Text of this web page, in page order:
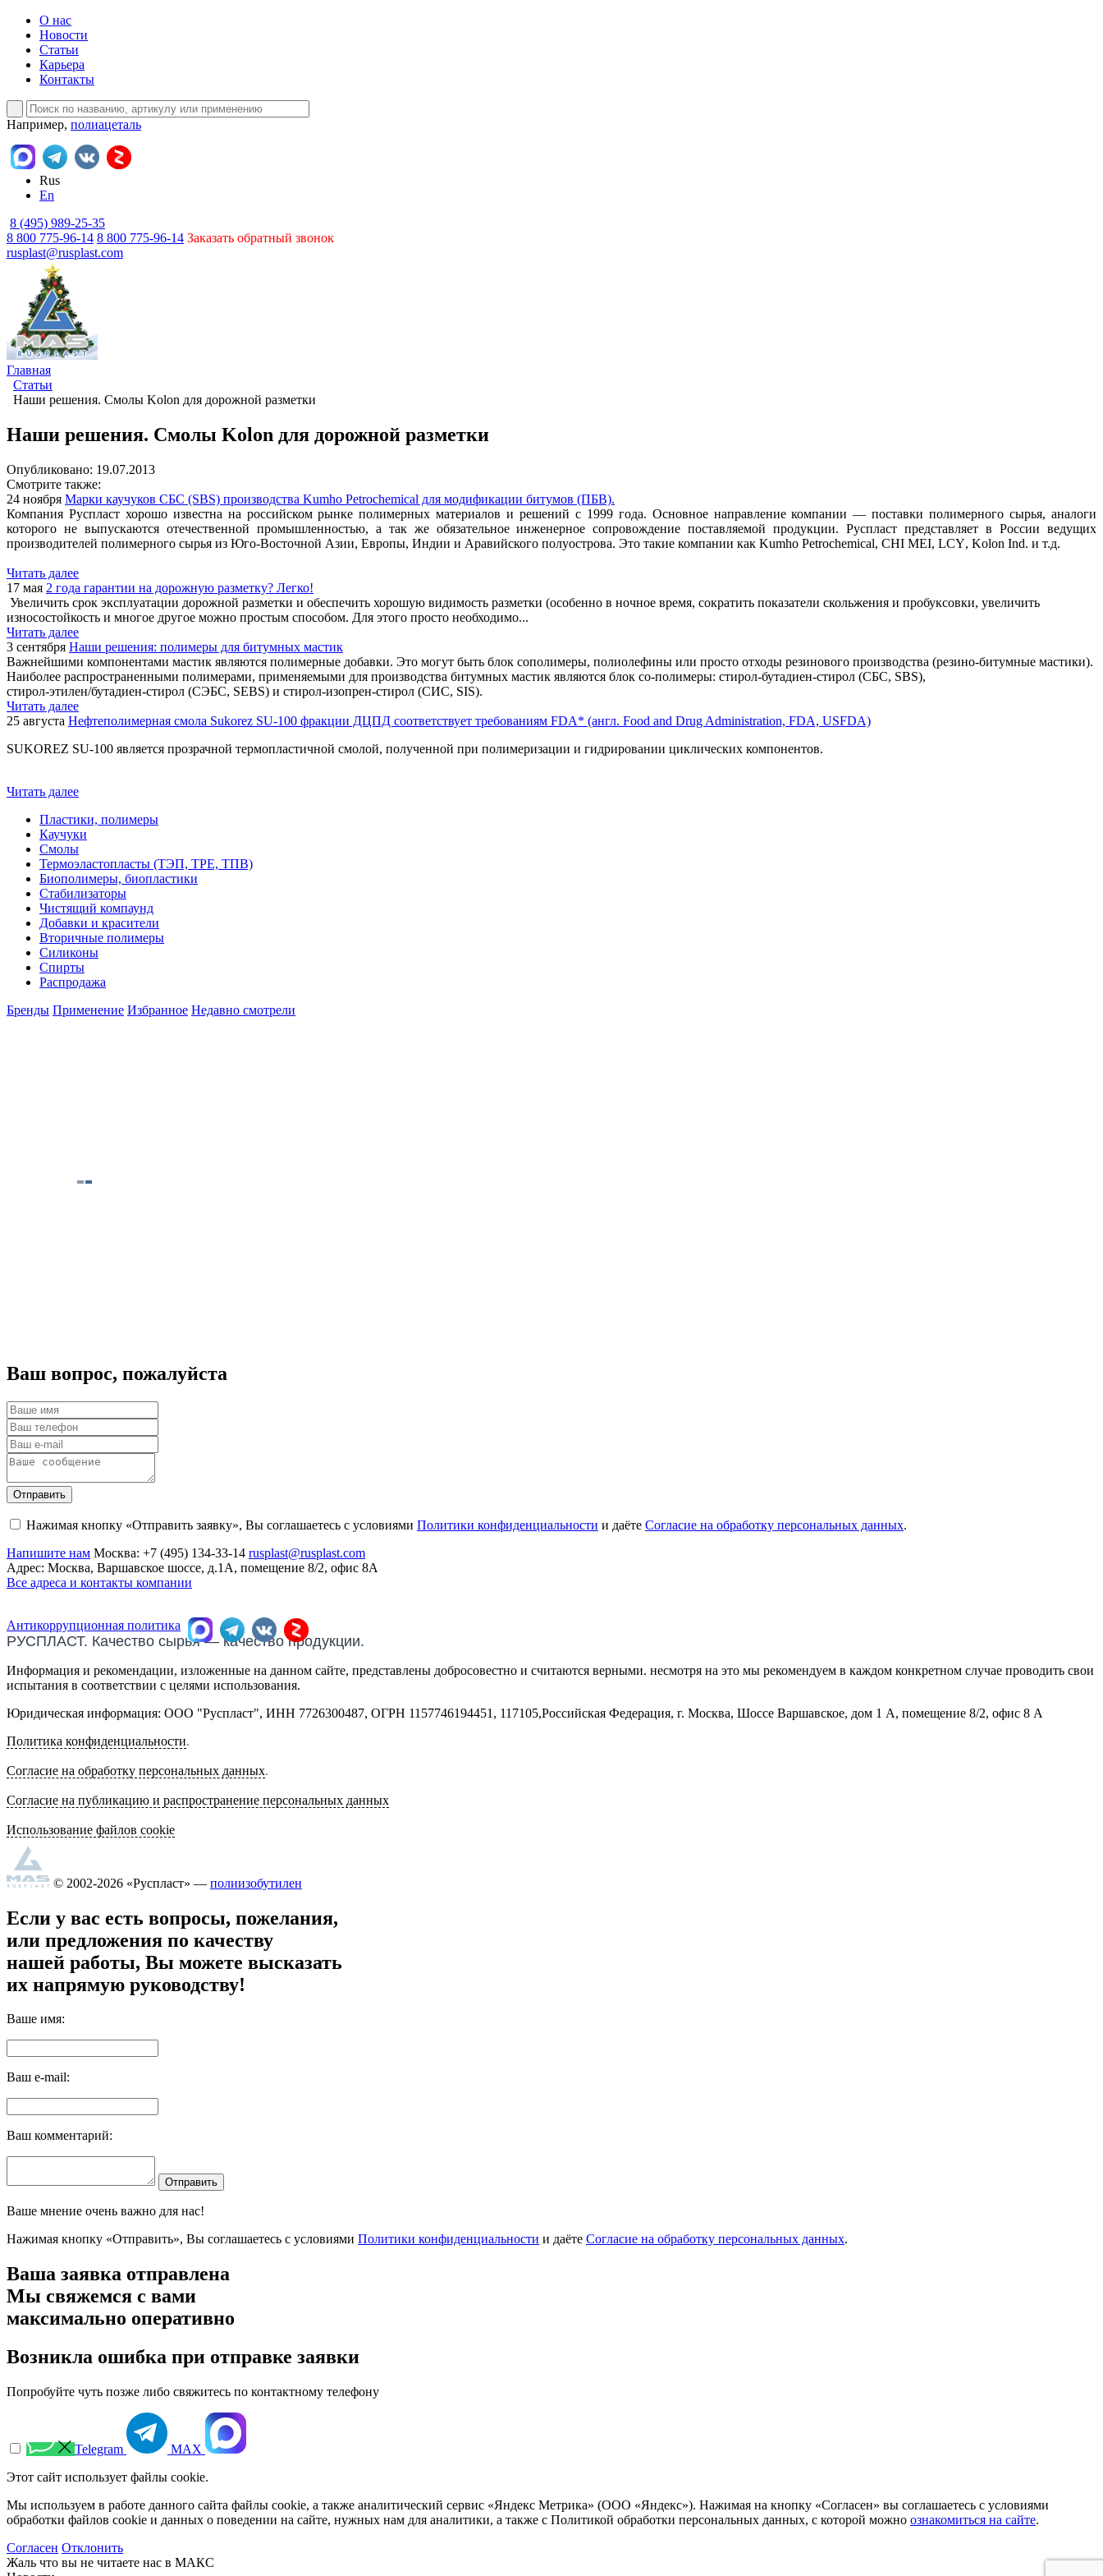
О нас
Новости
Статьи
Карьера
Контакты
Например, полиацеталь
Rus
En
8 (495) 989-25-35
8 800 775-96-14 8 800 775-96-14 Заказать обратный звонок
rusplast@rusplast.com
Главная
Статьи
Наши решения. Смолы Kolon для дорожной разметки
Наши решения. Смолы Kolon для дорожной разметки
Опубликовано: 19.07.2013
Смотрите также:
24 ноября Марки каучуков СБС (SBS) производства Kumho Petrochemical для модификации битумов (ПБВ).
Компания Руспласт хорошо известна на российском рынке полимерных материалов и решений с 1999 года. Основное направление компании — поставки полимерного сырья, аналоги
которого не выпускаются отечественной промышленностью, а так же обязательное инженерное сопровождение поставляемой продукции.Руспласт представляет в России ведущих
производителей полимерного сырья из Юго-Восточной Азии, Европы, Индии и Аравийского полуострова. Это такие компании как Kumho Petrochemical, CHI MEI, LCY, Kolon Ind. и т.д.
Читать далее
17 мая 2 года гарантии на дорожную разметку? Легко!
Увеличить срок эксплуатации дорожной разметки и обеспечить хорошую видимость разметки (особенно в ночное время, сократить показатели скольжения и пробуксовки, увеличить
износостойкость и многое другое можно простым способом. Для этого просто необходимо...
Читать далее
3 сентября Наши решения: полимеры для битумных мастик
Важнейшими компонентами мастик являются полимерные добавки. Это могут быть блок сополимеры, полиолефины или просто отходы резинового производства (резино-битумные мастики).
Наиболее распространенными полимерами, применяемыми для производства битумных мастик являются блок со-полимеры: стирол-бутадиен-стирол (СБС, SBS),
стирол-этилен/бутадиен-стирол (СЭБС, SEBS) и стирол-изопрен-стирол (СИС, SIS).
Читать далее
25 августа Нефтеполимерная смола Sukorez SU-100 фракции ДЦПД соответствует требованиям FDA* (англ. Food and Drug Administration, FDA, USFDA)
SUKOREZ SU-100 является прозрачной термопластичной смолой, полученной при полимеризации и гидрировании циклических компонентов.
Читать далее
Пластики, полимеры
Каучуки
Смолы
Термоэластопласты (ТЭП, TPE, ТПВ)
Биополимеры, биопластики
Стабилизаторы
Чистящий компаунд
Добавки и красители
Вторичные полимеры
Силиконы
Спирты
Распродажа
Бренды Применение Избранное Недавно смотрели
Ваш вопрос, пожалуйста
Отправить
Нажимая кнопку «Отправить заявку», Вы соглашаетесь с условиями Политики конфиденциальности и даёте Согласие на обработку персональных данных.
Напишите нам Москва: +7 (495) 134-33-14 rusplast@rusplast.com
Адрес: Москва, Варшавское шоссе, д.1А, помещение 8/2, офис 8А
Все адреса и контакты компании
Антикоррупционная политика
РУСПЛАСТ. Качество сырья — качество продукции.
Информация и рекомендации, изложенные на данном сайте, представлены добросовестно и считаются верными. несмотря на это мы рекомендуем в каждом конкретном случае проводить свои
испытания в соответствии с целями использования.
Юридическая информация: ООО "Руспласт", ИНН 7726300487, ОГРН 1157746194451, 117105,Российская Федерация, г. Москва, Шоссе Варшавское, дом 1 А, помещение 8/2, офис 8 А
Политика конфиденциальности.
Согласие на обработку персональных данных.
Согласие на публикацию и распространение персональных данных
Использование файлов cookie
© 2002-2026 «Руспласт» — полиизобутилен
Если у вас есть вопросы, пожелания,
или предложения по качеству
нашей работы, Вы можете высказать
их напрямую руководству!
Ваше имя:
Ваш e-mail:
Ваш комментарий:
Отправить
Ваше мнение очень важно для нас!
Нажимая кнопку «Отправить», Вы соглашаетесь с условиями Политики конфиденциальности и даёте Согласие на обработку персональных данных.
Ваша заявка отправлена
Мы свяжемся с вами
максимально оперативно
Возникла ошибка при отправке заявки
Попробуйте чуть позже либо свяжитесь по контактному телефону
Telegram
МАХ
Этот сайт использует файлы cookie.
Мы используем в работе данного сайта файлы cookie, а также аналитический сервис «Яндекс Метрика» (ООО «Яндекс»). Нажимая на кнопку «Согласен» вы соглашаетесь с условиями
обработки файлов cookie и данных о поведении на сайте, нужных нам для аналитики, а также с Политикой обработки персональных данных, с которой можно ознакомиться на сайте.
Согласен Отклонить
Жаль что вы не читаете нас в МАКС